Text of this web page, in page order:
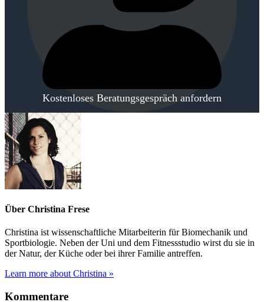
Kostenloses Beratungsgespräch anfordern
Über Christina Frese
Christina ist wissenschaftliche Mitarbeiterin für Biomechanik und
Sportbiologie. Neben der Uni und dem Fitnessstudio wirst du sie in
der Natur, der Küche oder bei ihrer Familie antreffen.
Learn more about Christina »
Leser-
Kommentare